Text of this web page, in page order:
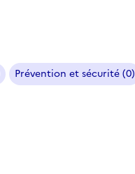
Prévention et sécurité (0)